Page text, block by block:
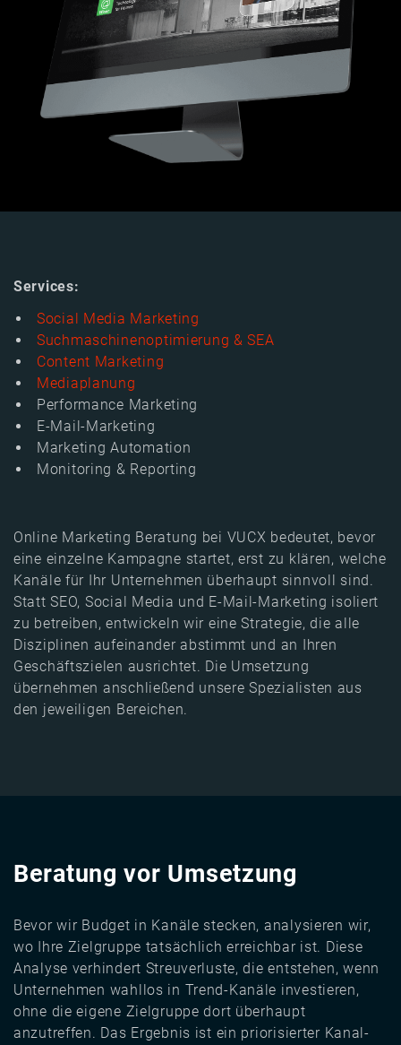
Services:
Social Media Marketing
Suchmaschinenoptimierung & SEA
Content Marketing
Mediaplanung
Performance Marketing
E-Mail-Marketing
Marketing Automation
Monitoring & Reporting
Online Marketing Beratung bei VUCX bedeutet, bevor
eine einzelne Kampagne startet, erst zu klären, welche
Kanäle für Ihr Unternehmen überhaupt sinnvoll sind.
Statt SEO, Social Media und E-Mail-Marketing isoliert
zu betreiben, entwickeln wir eine Strategie, die alle
Disziplinen aufeinander abstimmt und an Ihren
Geschäftszielen ausrichtet. Die Umsetzung
übernehmen anschließend unsere Spezialisten aus
den jeweiligen Bereichen.
Beratung vor Umsetzung
Bevor wir Budget in Kanäle stecken, analysieren wir,
wo Ihre Zielgruppe tatsächlich erreichbar ist. Diese
Analyse verhindert Streuverluste, die entstehen, wenn
Unternehmen wahllos in Trend-Kanäle investieren,
ohne die eigene Zielgruppe dort überhaupt
anzutreffen. Das Ergebnis ist ein priorisierter Kanal-